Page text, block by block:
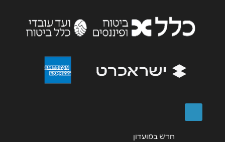
שליחה
חדש במועדון